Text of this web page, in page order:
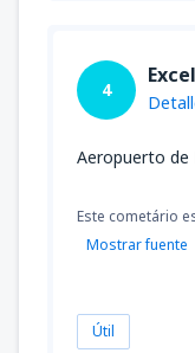
4
Aeropuerto de
Este cometário
Mostrar fuente
Útil